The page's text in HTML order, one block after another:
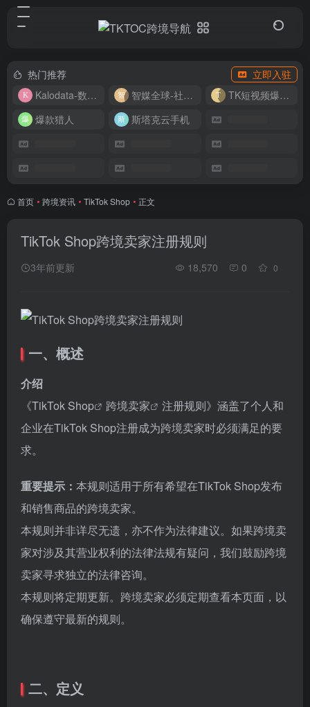
热门推荐
立即入驻
Kalodata-数据分析平台
智媒全球-社媒管理平台
TK短视频爆款复刻
爆款猎人
斯塔克云手机
首页 • 跨境资讯 • TikTok Shop • 正文
TikTok Shop跨境卖家注册规则
3年前更新 18,570 0 0
一、概述
介绍
《TikTok Shop 跨境卖家
注册规则》涵盖了个人和
企业在TikTok Shop注册成为跨境卖家时必须满足的要
求。
重要提示： 本规则适用于所有希望在TikTok Shop发布
和销售商品的跨境卖家。
本规则并非详尽无遗，亦不作为法律建议。如果跨境卖
家对涉及其营业权利的法律法规有疑问，我们鼓励跨境
卖家寻求独立的法律咨询。
本规则将定期更新。跨境卖家必须定期查看本页面，以
确保遵守最新的规则。
二、定义